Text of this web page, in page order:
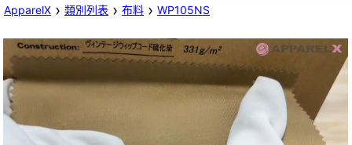
ApparelX › 類別列表 › 布料 › WP105NS